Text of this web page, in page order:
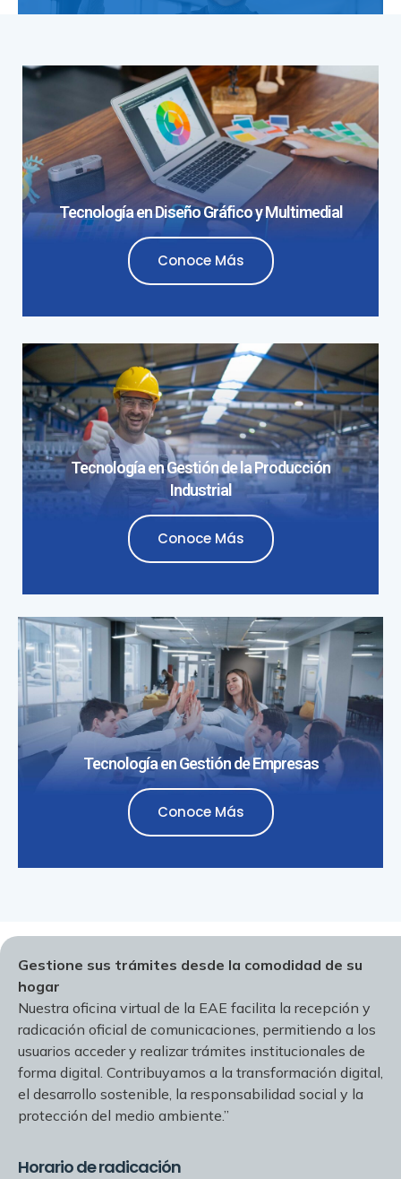
Tecnología en Diseño Gráfico y Multimedial
Conoce Más
Tecnología en Gestión de la Producción
Industrial
Conoce Más
Tecnología en Gestión de Empresas
Conoce Más
Gestione sus trámites desde la comodidad de su
hogar
Nuestra oficina virtual de la EAE facilita la recepción y
radicación oficial de comunicaciones, permitiendo a los
usuarios acceder y realizar trámites institucionales de
forma digital. Contribuyamos a la transformación digital,
el desarrollo sostenible, la responsabilidad social y la
protección del medio ambiente.”
Horario de radicación